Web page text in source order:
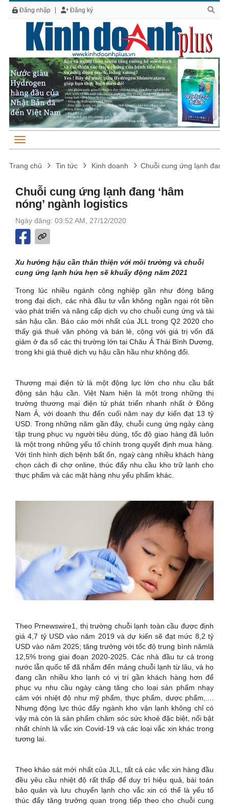
Đăng nhập Đăng ký
Trang chủ Tin tức Kinh doanh Chuỗi cung ứng lạnh đang
Chuỗi cung ứng lạnh đang ‘hâm
nóng’ ngành logistics
Ngày đăng: 03:52 AM, 27/12/2020
Xu hướng hậu cần thân thiện với môi trường và chuỗi
cung ứng lạnh hứa hẹn sẽ khuấy động năm 2021
Trong lúc nhiều ngành công nghiệp gần như đóng băng
trong đại dịch, các nhà đầu tư vẫn không ngần ngại rót tiền
vào phát triển và nâng cấp dịch vụ cho chuỗi cung ứng và tài
sản hậu cần. Báo cáo mới nhất của JLL trong Q2 2020 cho
thấy giá thuê văn phòng và bán lẻ, cộng với giá trị vốn đã
giảm ở đa số các thị trường lớn tại Châu Á Thái Bình Dương,
trong khi giá thuê dịch vụ hậu cần hầu như không đổi.
Thương mại điện tử là một động lực lớn cho nhu cầu bất
động sản hậu cần. Việt Nam hiện là một trong những thị
trường thương mại điện tử phát triển nhanh nhất ở Đông
Nam Á, với doanh thu đến cuối năm nay dự kiến đạt 13 tỷ
USD. Trong những năm gần đây, chuỗi cung ứng ngày càng
tập trung phục vụ người tiêu dùng, tốc độ giao hàng đã luôn
là một trong những yếu tố chính trong quyết định mua hàng.
Với tình hình dịch bệnh bất ổn, ngaỳ càng nhiều khách hàng
chọn cách đi chợ online, thúc đẩy nhu cầu kho trữ lạnh cho
thực phẩm và các mặt hàng nhu yếu phẩm khác.
Theo Prnewswire1, thị trường chuỗi lạnh toàn cầu được định
giá 4,7 tỷ USD vào năm 2019 và dự kiến sẽ đạt mức 8,2 tỷ
USD vào năm 2025; tăng trưởng với tốc độ trung bình nămlà
12,5% trong giai đoạn 2020-2025. Các nhà đầu tư cả trong
nước lẫn quốc tế đã nhắm đến mảng chuỗi lạnh từ lâu, và họ
đang cần nhiều kho lạnh có vị trí gần khách hàng hơn để
phục vụ nhu cầu ngày càng tăng cho loại sản phẩm nhạy
cảm với nhiệt độ như mỹ phẩm, thực phẩm, dược phẩm,....
Nhưng động lực thúc đẩy ngành kho vận lạnh không chỉ có
vậy mà còn là sản phẩm chăm sóc sức khoẻ đặc biệt, nổi bật
nhất chính là vắc xin Covid-19 và các loại vắc xin khác trong
tương lai.
Theo khảo sát mới nhất của JLL, tất cả các vắc xin hàng đầu
đều yêu cầu nhiệt độ rất thấp để duy trì hiệu quả, bài toán
bảo quản và lưu chuyển lạnh cho vắc xin có thể là yếu tố
thúc đẩy tăng trưởng quan trọng tiếp theo cho chuỗi cung